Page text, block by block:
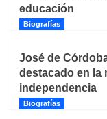
educación
Biografías
José de
destacado en la
independencia
Biografías